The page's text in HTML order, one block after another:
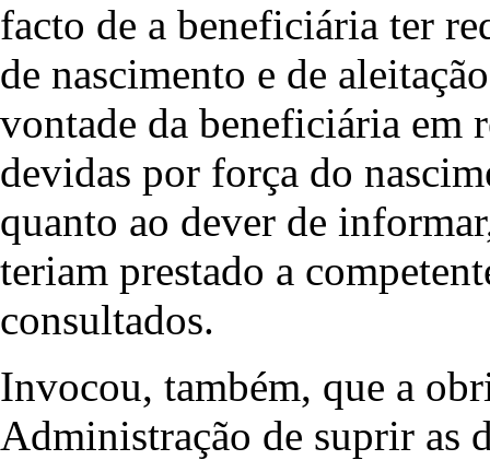
facto de a beneficiária ter
de nascimento e de
vontade da beneficiária em
devidas por força do
quanto ao dever de
teriam prestado a
consultados.
Invocou, também, que a
Administração de suprir as